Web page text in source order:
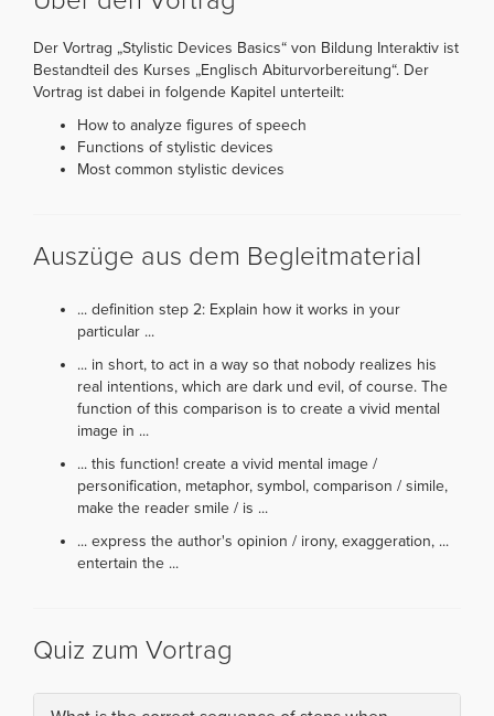
Der Vortrag „Stylistic Devices Basics“ von Bildung Interaktiv ist
Bestandteil des Kurses „Englisch Abiturvorbereitung“. Der
Vortrag ist dabei in folgende Kapitel unterteilt:
How to analyze figures of speech
Functions of stylistic devices
Most common stylistic devices
Auszüge aus dem Begleitmaterial
... definition step 2: Explain how it works in your
particular ...
... in short, to act in a way so that nobody realizes his
real intentions, which are dark und evil, of course. The
function of this comparison is to create a vivid mental
image in ...
... this function! create a vivid mental image /
personification, metaphor, symbol, comparison / simile,
make the reader smile / is ...
... express the author's opinion / irony, exaggeration, ...
entertain the ...
Quiz zum Vortrag